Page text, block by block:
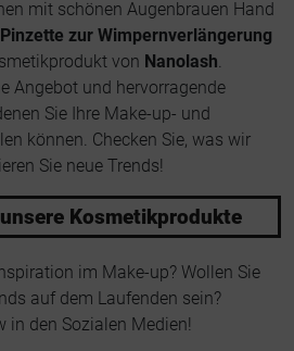
mit schönen Augenbrauen Hand
zur Wimpernverlängerung
von Nanolash
Angebot und hervorragende
Sie Ihre Make-up- und
können. Checken Sie, was wir
Sie neue Trends!
Kosmetikprodukte
im Make-up? Wollen Sie
auf dem Laufenden sein?
in den Sozialen Medien!